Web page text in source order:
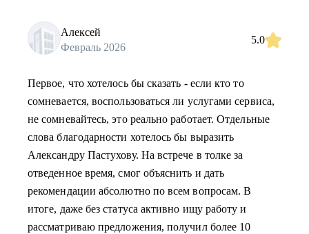
Алексей
Февраль 2026
5.0
Первое, что хотелось бы сказать - если кто то
сомневается, воспользоваться ли услугами сервиса,
не сомневайтесь, это реально работает. Отдельные
слова благодарности хотелось бы выразить
Александру Пастухову. На встрече в толке за
отведенное время, смог объяснить и дать
рекомендации абсолютно по всем вопросам. В
итоге, даже без статуса активно ищу работу и
рассматриваю предложения, получил более 10